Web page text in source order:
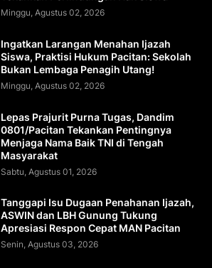
Minggu, Agustus 02, 2026
Ingatkan Larangan Menahan Ijazah
Siswa, Praktisi Hukum Pacitan: Sekolah
Bukan Lembaga Penagih Utang!
Minggu, Agustus 02, 2026
Lepas Prajurit Purna Tugas, Dandim
0801/Pacitan Tekankan Pentingnya
Menjaga Nama Baik TNI di Tengah
Masyarakat
Sabtu, Agustus 01, 2026
Tanggapi Isu Dugaan Penahanan Ijazah,
ASWIN dan LBH Gunung Tukung
Apresiasi Respon Cepat MAN Pacitan
Senin, Agustus 03, 2026